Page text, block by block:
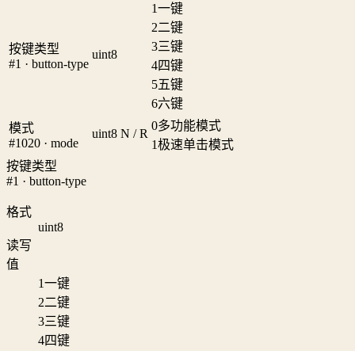
按键类型
#1 · button-type
uint8
1一键
2二键
3三键
4四键
5五键
6六键
模式
#1020 · mode
uint8 N / R
0多功能模式
1极速单击模式
按键类型
#1 · button-type
格式
uint8
读写
值
1一键
2二键
3三键
4四键